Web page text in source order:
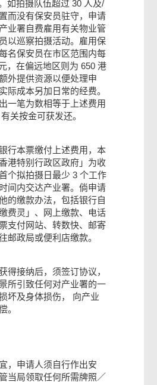
如拍摄队伍超过 30 人及/
而没有保安员驻守，申请
业署自费雇用有关物业管
以巡察拍摄活动。雇用保
名保安员在市区范围内每
，在偏远地区则为 650 港
外提供资源以便处理申
际成本另加日常的经费。
一笔为数相等于上述费用
关按金可获发还。
行本票缴付上述费用，本
港特别行政区政府」为收
个拟拍摄日最少 3 个工作
间内交达产业署。倘申请
的缴款办法，包括银行自
费灵」、网上缴款、电话
支付网站、转数快、邮寄
邮政局或便利店缴款。
得接纳后，须签订协议，
所引致任何对产业署的一
坏及身体损伤， 向产业
。
，申请人须自行作出安
当局领取任何所需牌照／